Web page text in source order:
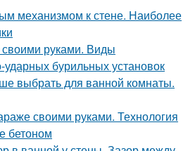
механизмом к стене. Наиболее
своими руками. Виды
бурильных установок
выбрать для ванной комнаты.
своими руками. Технология
бетоном